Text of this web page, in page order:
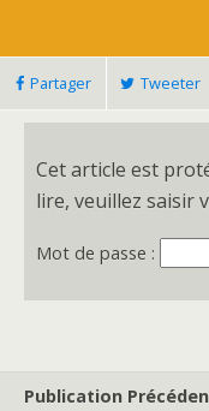
Partager Tweeter
Cet article est
lire, veuillez saisir
Mot de passe :
Publication